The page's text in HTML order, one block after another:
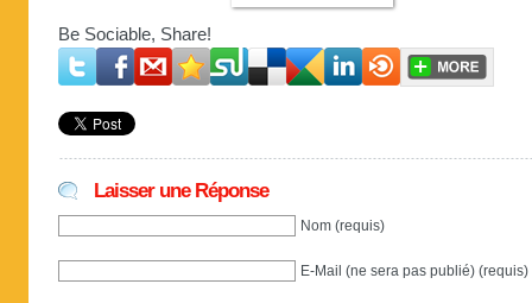
Be Sociable, Share!
Laisser une Réponse
Nom (requis)
E-Mail (ne sera pas publié) (requis)